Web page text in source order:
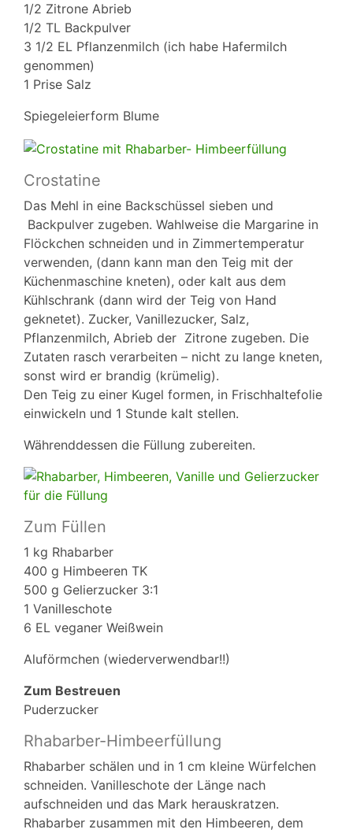
1/2 Zitrone Abrieb
1/2 TL Backpulver
3 1/2 EL Pflanzenmilch (ich habe Hafermilch
genommen)
1 Prise Salz
Spiegeleierform Blume
Crostatine
Das Mehl in eine Backschüssel sieben und
Backpulver zugeben. Wahlweise die Margarine in
Flöckchen schneiden und in Zimmertemperatur
verwenden, (dann kann man den Teig mit der
Küchenmaschine kneten), oder kalt aus dem
Kühlschrank (dann wird der Teig von Hand
geknetet). Zucker, Vanillezucker, Salz,
Pflanzenmilch, Abrieb der Zitrone zugeben. Die
Zutaten rasch verarbeiten – nicht zu lange kneten,
sonst wird er brandig (krümelig).
Den Teig zu einer Kugel formen, in Frischhaltefolie
einwickeln und 1 Stunde kalt stellen.
Währenddessen die Füllung zubereiten.
Zum Füllen
1 kg Rhabarber
400 g Himbeeren TK
500 g Gelierzucker 3:1
1 Vanilleschote
6 EL veganer Weißwein
Aluförmchen (wiederverwendbar!!)
Zum Bestreuen
Puderzucker
Rhabarber-Himbeerfüllung
Rhabarber schälen und in 1 cm kleine Würfelchen
schneiden. Vanilleschote der Länge nach
aufschneiden und das Mark herauskratzen.
Rhabarber zusammen mit den Himbeeren, dem